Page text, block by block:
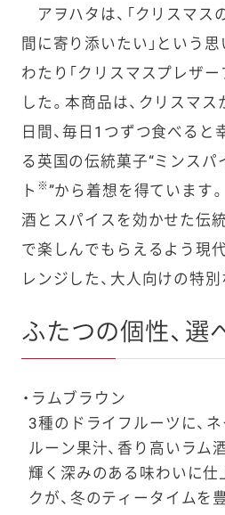
アヲハタは、「クリスマス
間に寄り添いたい」という
わたり「クリスマスプレザー
した。本商品は、クリスマ
日間、毎日1つずつ食べると
る英国の伝統菓子“ミンスパ
ト ※ ”から着想を得ています
酒とスパイスを効かせた伝
で楽しんでもらえるよう現
レンジした、大人向けの特
ふたつの個性、選
ラムブラウン
3種のドライフルーツに、
ルーン果汁、香り高いラム
輝く深みのある味わいに仕
クが、冬のティータイムを